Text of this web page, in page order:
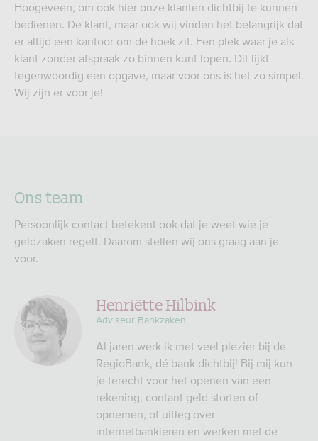
Hoogeveen, om ook hier onze klanten dichtbij te kunnen
bedienen. De klant, maar ook wij vinden het belangrijk dat
er altijd een kantoor om de hoek zit. Een plek waar je als
klant zonder afspraak zo binnen kunt lopen. Dit lijkt
tegenwoordig een opgave, maar voor ons is het zo simpel.
Wij zijn er voor je!
Ons team
Persoonlijk contact betekent ook dat je weet wie je
geldzaken regelt. Daarom stellen wij ons graag aan je
voor.
Henriëtte Hilbink
Adviseur Bankzaken
Al jaren werk ik met veel plezier bij de
RegioBank, dé bank dichtbij! Bij mij kun
je terecht voor het openen van een
rekening, contant geld storten of
opnemen, of uitleg over
internetbankieren en werken met de